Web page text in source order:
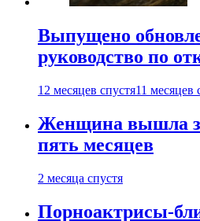
Выпущено
руководство по
12 месяцев спустя11 месяцев
Женщина вышла
пять месяцев
2 месяца спустя
Порноактрисы-